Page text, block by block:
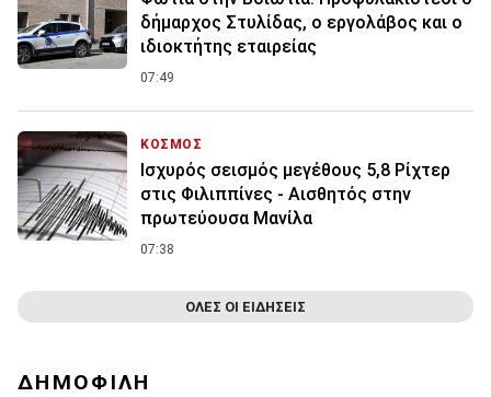
δήμαρχος Στυλίδας, ο εργολάβος και ο
ιδιοκτήτης εταιρείας
07:49
ΚΟΣΜΟΣ
Ισχυρός σεισμός μεγέθους 5,8 Ρίχτερ
στις Φιλιππίνες - Αισθητός στην
πρωτεύουσα Μανίλα
07:38
ΟΛΕΣ ΟΙ ΕΙΔΗΣΕΙΣ
ΔΗΜΟΦΙΛΗ